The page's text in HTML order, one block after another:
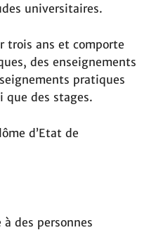
universitaires.
trois ans et comporte
des enseignements
pratiques
que des stages.
d’Etat de
à des personnes